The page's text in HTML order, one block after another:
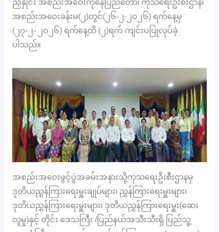
ညှိနှိုင်း အစည်းအဝေးကိုနေပြည်တော်၊ ကုသရေးဦးစီးဌာန၊
အစည်းအဝေးခန်းမ(၂)တွင်(၂၆-၂-၂၀၂၆) ရက်နေ့မှ
(၂၇-၂-
၂၀၂၆) ရက်နေ့ထိ (၂)ရက် ကျင်းပပြုလုပ်ခဲ့
ပါသည်။
အစည်းအဝေးဖွင့်ပွဲအခမ်းအနားသို့ကုသရေးဦးစီးဌာနမှ
ဒုတိယညွှန်ကြားရေးမှူးချုပ်များ၊ ညွှန်ကြားရေးမှူးများ၊
ဒုတိယညွှန်ကြားရေးမှူးများ၊ ဒုတိယညွှန်ကြားရေးမှူး(ဆေး
လူမှု)နှင့် တိုင်း ဒေသကြီး /ပြည်နယ်အသီးသီးရှိ ပြည်သူ့